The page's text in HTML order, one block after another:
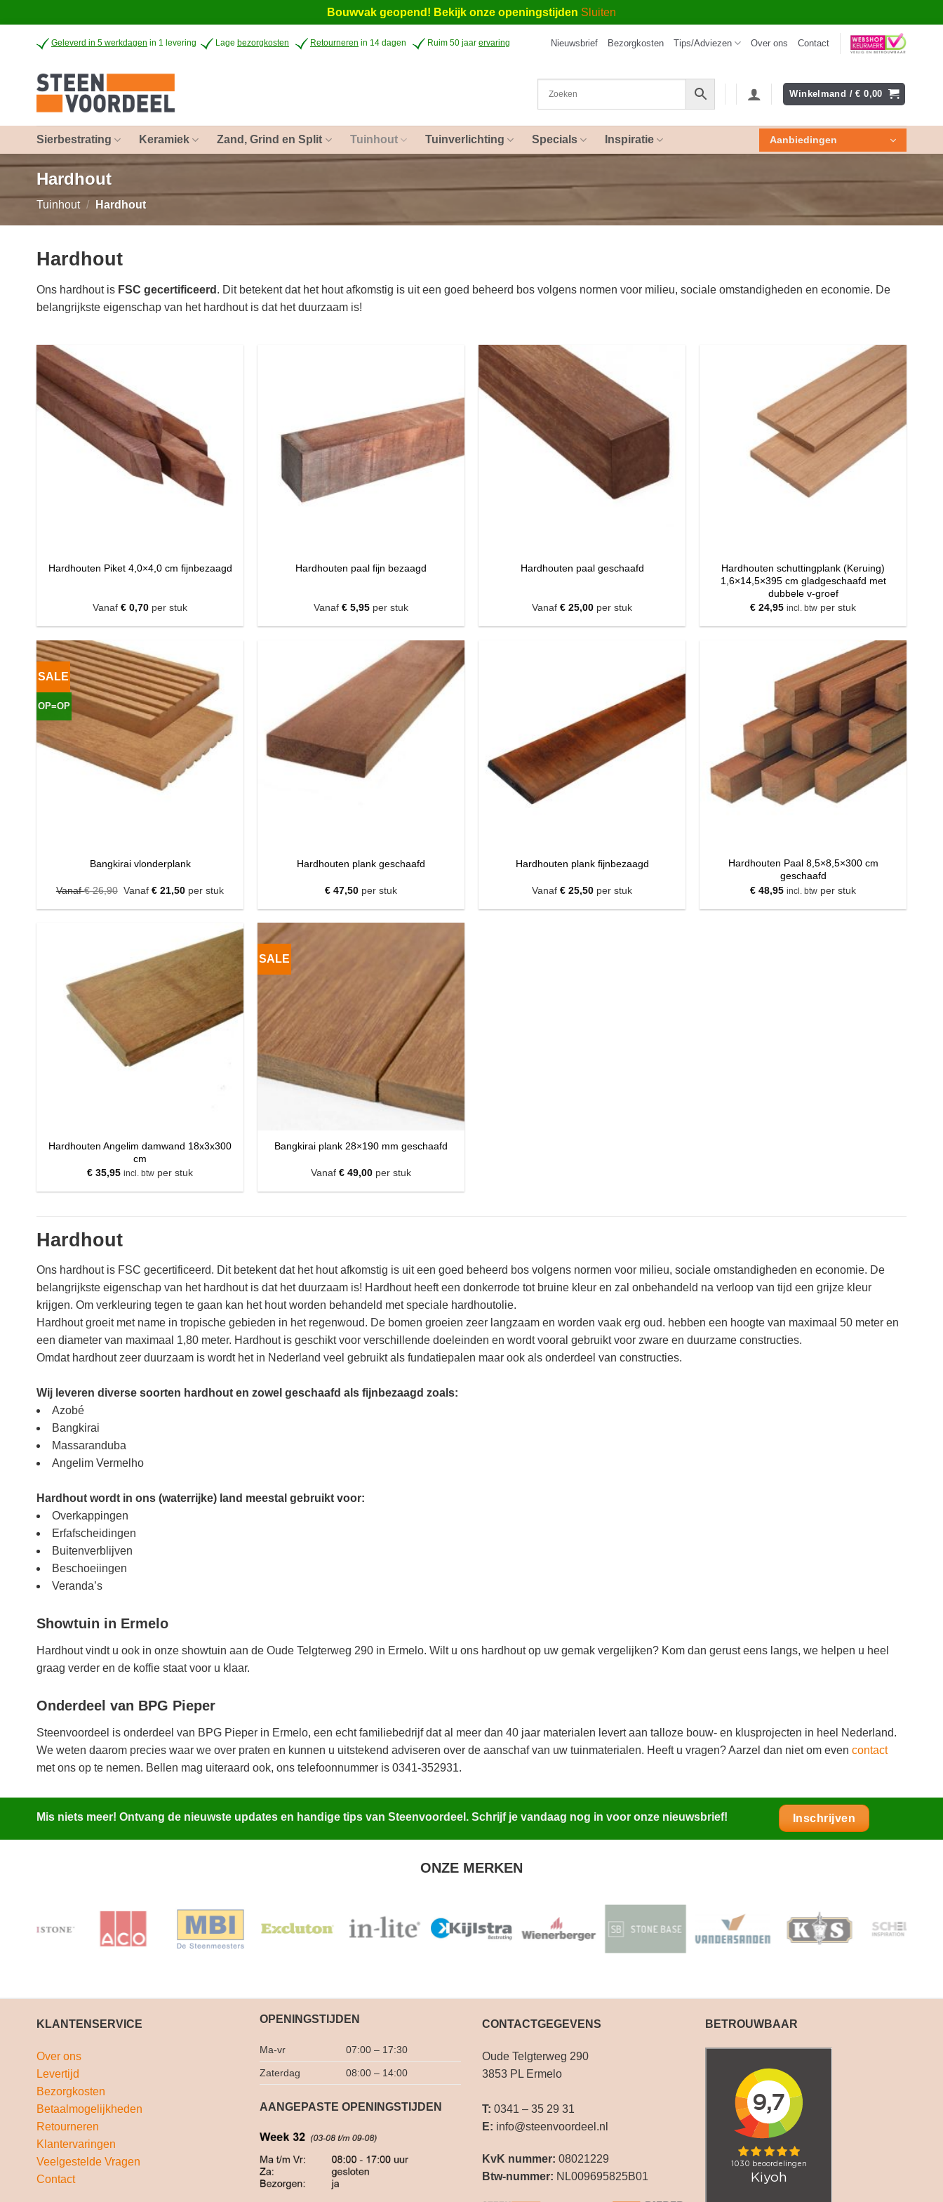
Bouwvak geopend! Bekijk onze openingstijden Sluiten
Geleverd in 5 werkdagen in 1 levering Lage bezorgkosten Retourneren in 14 dagen Ruim 50 jaar ervaring Nieuwsbrief Bezorgkosten Tips/Adviezen Over ons Contact
Winkelmand /€ 0,00
Sierbestrating Keramiek Zand, Grind en Split Tuinhout Tuinverlichting Specials Inspiratie Aanbiedingen
Hardhout
Tuinhout / Hardhout
Hardhout
Ons hardhout is FSC gecertificeerd . Dit betekent dat het hout afkomstig is uit een goed beheerd bos volgens normen voor milieu, sociale omstandigheden en economie. De
belangrijkste eigenschap van het hardhout is dat het duurzaam is!
Hardhouten Piket 4,0×4,0 cm fijnbezaagd
Vanaf € 0,70 per stuk
Hardhouten paal fijn bezaagd
Vanaf € 5,95 per stuk
Hardhouten paal geschaafd
Vanaf € 25,00 per stuk
Hardhouten schuttingplank (Keruing)
1,6×14,5×395 cm gladgeschaafd met
dubbele v-groef
€ 24,95 incl. btw per stuk
SALE
OP=OP
Bangkirai vlonderplank
Vanaf€26,90 Vanaf€ 21,50 per stuk
Hardhouten plank geschaafd
€ 47,50 per stuk
Hardhouten plank fijnbezaagd
Vanaf € 25,50 per stuk
Hardhouten Paal 8,5×8,5×300 cm
geschaafd
€ 48,95 incl. btw per stuk
Hardhouten Angelim damwand 18x3x300
cm
€ 35,95 incl. btw per stuk
SALE
Bangkirai plank 28×190 mm geschaafd
Vanaf € 49,00 per stuk
Hardhout
Ons hardhout is FSC gecertificeerd. Dit betekent dat het hout afkomstig is uit een goed beheerd bos volgens normen voor milieu, sociale omstandigheden en economie. De
belangrijkste eigenschap van het hardhout is dat het duurzaam is! Hardhout heeft een donkerrode tot bruine kleur en zal onbehandeld na verloop van tijd een grijze kleur
krijgen. Om verkleuring tegen te gaan kan het hout worden behandeld met speciale hardhoutolie.
Hardhout groeit met name in tropische gebieden in het regenwoud. De bomen groeien zeer langzaam en worden vaak erg oud. hebben een hoogte van maximaal 50 meter en
een diameter van maximaal 1,80 meter. Hardhout is geschikt voor verschillende doeleinden en wordt vooral gebruikt voor zware en duurzame constructies.
Omdat hardhout zeer duurzaam is wordt het in Nederland veel gebruikt als fundatiepalen maar ook als onderdeel van constructies.
Wij leveren diverse soorten hardhout en zowel geschaafd als fijnbezaagd zoals:
Azobé
Bangkirai
Massaranduba
Angelim Vermelho
Hardhout wordt in ons (waterrijke) land meestal gebruikt voor:
Overkappingen
Erfafscheidingen
Buitenverblijven
Beschoeiingen
Veranda’s
Showtuin in Ermelo
Hardhout vindt u ook in onze showtuin aan de Oude Telgterweg 290 in Ermelo. Wilt u ons hardhout op uw gemak vergelijken? Kom dan gerust eens langs, we helpen u heel
graag verder en de koffie staat voor u klaar.
Onderdeel van BPG Pieper
Steenvoordeel is onderdeel van BPG Pieper in Ermelo, een echt familiebedrijf dat al meer dan 40 jaar materialen levert aan talloze bouw- en klusprojecten in heel Nederland.
We weten daarom precies waar we over praten en kunnen u uitstekend adviseren over de aanschaf van uw tuinmaterialen. Heeft u vragen? Aarzel dan niet om even contact
met ons op te nemen. Bellen mag uiteraard ook, ons telefoonnummer is 0341-352931.
Mis niets meer! Ontvang de nieuwste updates en handige tips van Steenvoordeel. Schrijf je vandaag nog in voor onze nieuwsbrief! Inschrijven
ONZE MERKEN
KLANTENSERVICE
Over ons
Levertijd
Bezorgkosten
Betaalmogelijkheden
Retourneren
Klantervaringen
Veelgestelde Vragen
Contact
OPENINGSTIJDEN
Ma-vr 07:00 – 17:30
Zaterdag 08:00 – 14:00
AANGEPASTE OPENINGSTIJDEN
CONTACTGEGEVENS
Oude Telgterweg 290
3853 PL Ermelo
T: 0341 – 35 29 31
E: info@steenvoordeel.nl
KvK nummer: 08021229
Btw-nummer: NL009695825B01
BETROUWBAAR